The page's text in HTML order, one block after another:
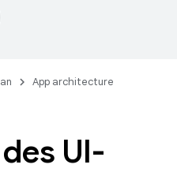
App architecture
UI-